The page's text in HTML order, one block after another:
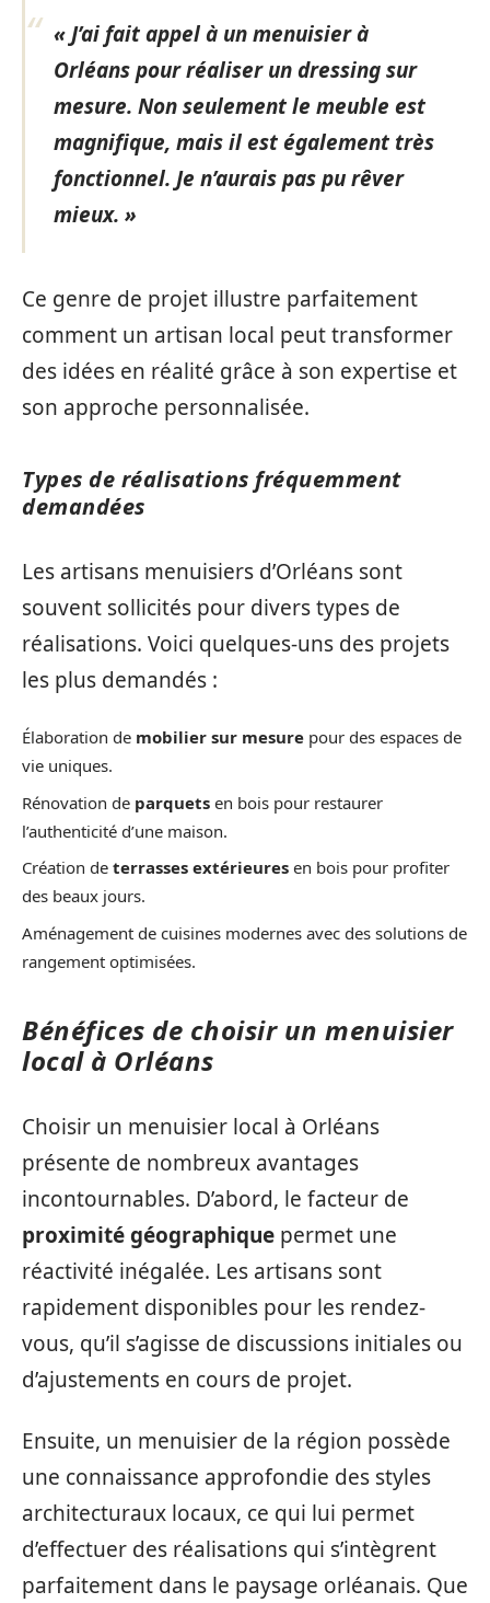
« J’ai fait appel à un menuisier à
Orléans pour réaliser un dressing sur
mesure. Non seulement le meuble est
magnifique, mais il est également très
fonctionnel. Je n’aurais pas pu rêver
mieux. »
Ce genre de projet illustre parfaitement
comment un artisan local peut transformer
des idées en réalité grâce à son expertise et
son approche personnalisée.
Types de réalisations fréquemment
demandées
Les artisans menuisiers d’Orléans sont
souvent sollicités pour divers types de
réalisations. Voici quelques-uns des projets
les plus demandés :
Élaboration de mobilier sur mesure pour des espaces de
vie uniques.
Rénovation de parquets en bois pour restaurer
l’authenticité d’une maison.
Création de terrasses extérieures en bois pour profiter
des beaux jours.
Aménagement de cuisines modernes avec des solutions de
rangement optimisées.
Bénéfices de choisir un menuisier
local à Orléans
Choisir un menuisier local à Orléans
présente de nombreux avantages
incontournables. D’abord, le facteur de
proximité géographique permet une
réactivité inégalée. Les artisans sont
rapidement disponibles pour les rendez-
vous, qu’il s’agisse de discussions initiales ou
d’ajustements en cours de projet.
Ensuite, un menuisier de la région possède
une connaissance approfondie des styles
architecturaux locaux, ce qui lui permet
d’effectuer des réalisations qui s’intègrent
parfaitement dans le paysage orléanais. Que